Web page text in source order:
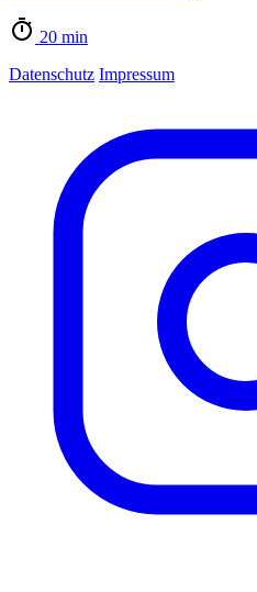
20 min
Datenschutz Impressum